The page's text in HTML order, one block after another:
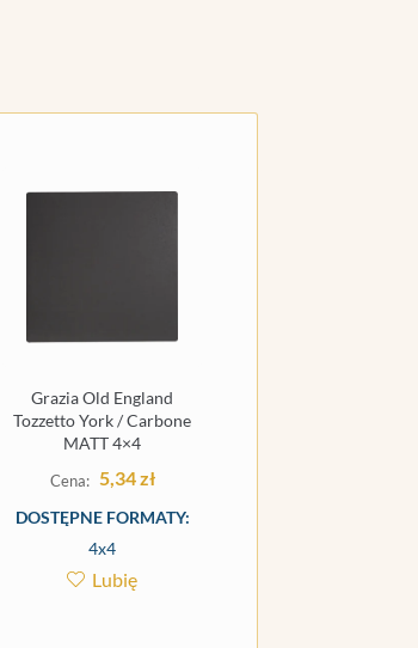
Grazia Old England
Tozzetto York / Carbone
MATT 4×4
5,34zł
DOSTĘPNE FORMATY:
4x4
Lubię